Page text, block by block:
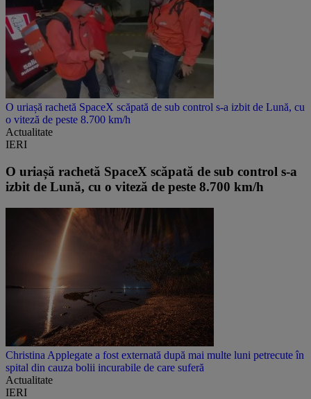
O uriașă rachetă SpaceX scăpată de sub control s-a izbit de Lună, cu
o viteză de peste 8.700 km/h
Actualitate
IERI
O uriașă rachetă SpaceX scăpată de sub control s-a
izbit de Lună, cu o viteză de peste 8.700 km/h
Christina Applegate a fost externată după mai multe luni petrecute în
spital din cauza bolii incurabile de care suferă
Actualitate
IERI